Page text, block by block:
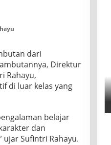
dari
Direktur
Rahayu,
di luar kelas yang
belajar
dan
ujar Sufintri Rahayu.